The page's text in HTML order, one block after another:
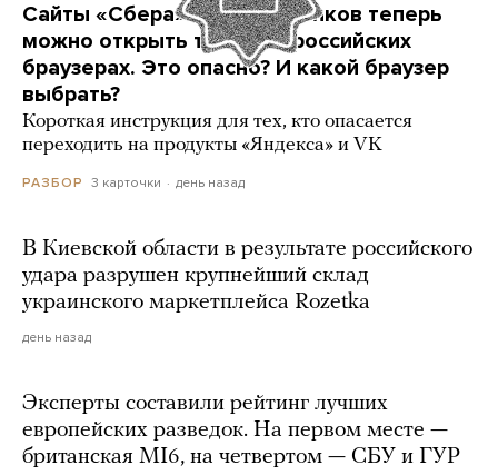
Сайты «Сбера» и других банков теперь
можно открыть только в российских
браузерах. Это опасно? И какой браузер
выбрать?
Короткая инструкция для тех, кто опасается
переходить на продукты «Яндекса» и VK
РАЗБОР 3 карточки день назад
В Киевской области в результате российского
удара разрушен крупнейший склад
украинского маркетплейса Rozetka
день назад
Эксперты составили рейтинг лучших
европейских разведок. На первом месте —
британская MI6, на четвертом — СБУ и ГУР